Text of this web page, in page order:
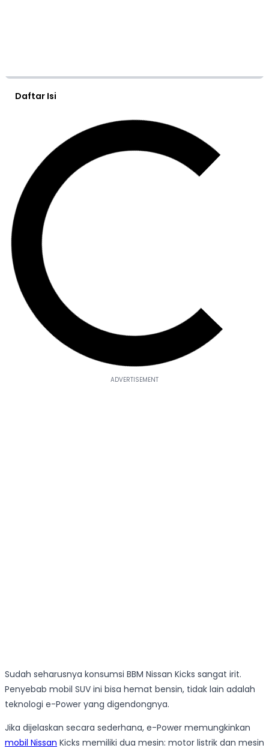
Daftar Isi
Sudah seharusnya konsumsi BBM Nissan Kicks sangat irit.
Penyebab mobil SUV ini bisa hemat bensin, tidak lain adalah
teknologi e-Power yang digendongnya.
Jika dijelaskan secara sederhana, e-Power memungkinkan
mobil Nissan Kicks memiliki dua mesin: motor listrik dan mesin